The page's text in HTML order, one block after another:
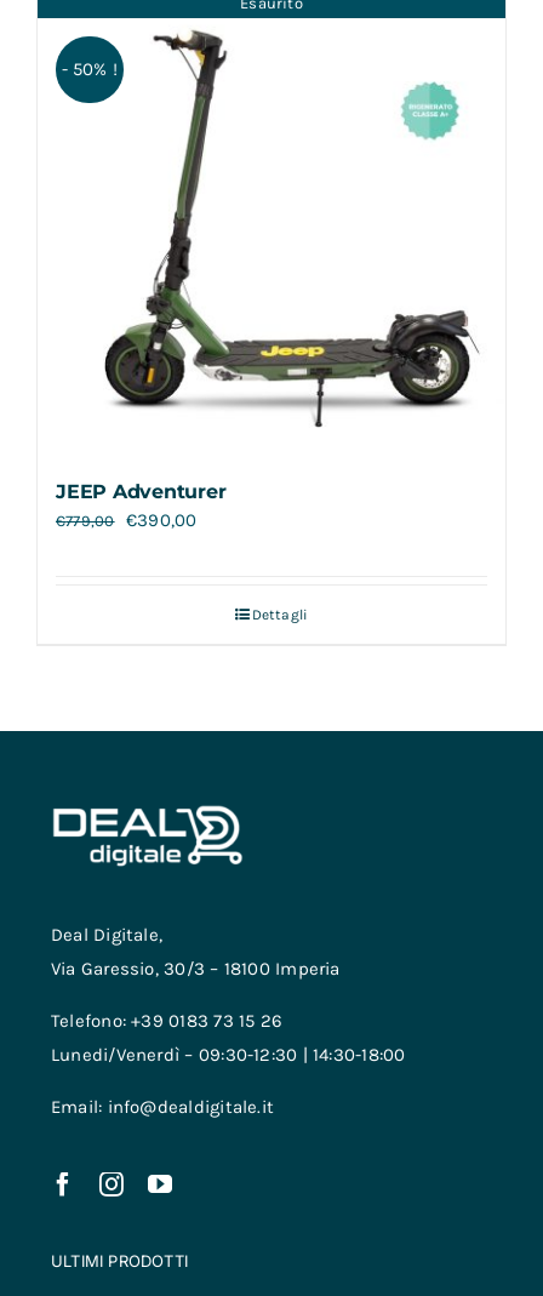
- 50% !
JEEP Adventurer
€779,00 €390,00
Dettagli
Deal Digitale,
Via Garessio, 30/3 – 18100 Imperia
Telefono: +39 0183 73 15 26
Lunedi/Venerdì – 09:30-12:30 | 14:30-18:00
Email: info@dealdigitale.it
ULTIMI PRODOTTI